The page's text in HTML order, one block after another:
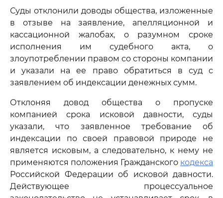
Суды отклонили доводы общества, изложенные
в отзыве на заявление, апелляционной и
кассационной жалобах, о разумном сроке
исполнения им судебного акта, о
злоупотреблении правом со стороны компании
и указали на ее право обратиться в суд с
заявлением об индексации денежных сумм.
Отклоняя довод общества о пропуске
компанией срока исковой давности, суды
указали, что заявленное требование об
индексации по своей правовой природе не
является исковым, а следовательно, к нему не
применяются положения Гражданского кодекса
Российской Федерации об исковой давности.
Действующее процессуальное